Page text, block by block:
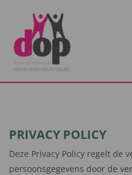
PRIVACY POLICY
Deze Privacy Policy regelt de
persoonsgegevens door de